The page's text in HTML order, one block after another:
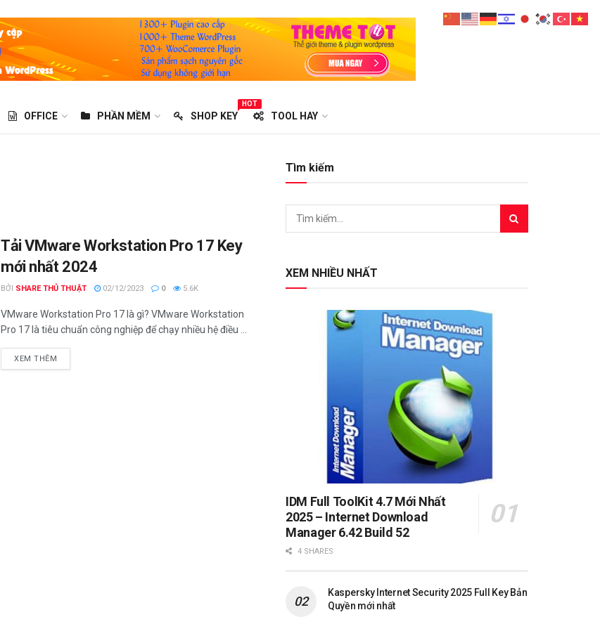
OFFICE PHẦN MỀM SHOP KEY
HOT
TOOL HAY
Tải VMware Workstation Pro 17 Key
mới nhất 2024
BỞI SHARE THỦ THUẬT 02/12/2023 0 5.6K
VMware Workstation Pro 17 là gì? VMware Workstation
Pro 17 là tiêu chuẩn công nghiệp để chạy nhiều hệ điều ...
XEM THÊM
Tìm kiếm
XEM NHIỀU NHẤT
IDM Full ToolKit 4.7 Mới Nhất
2025 – Internet Download
Manager 6.42 Build 52
4 SHARES
Kaspersky Internet Security 2025 Full Key Bản
Quyền mới nhất